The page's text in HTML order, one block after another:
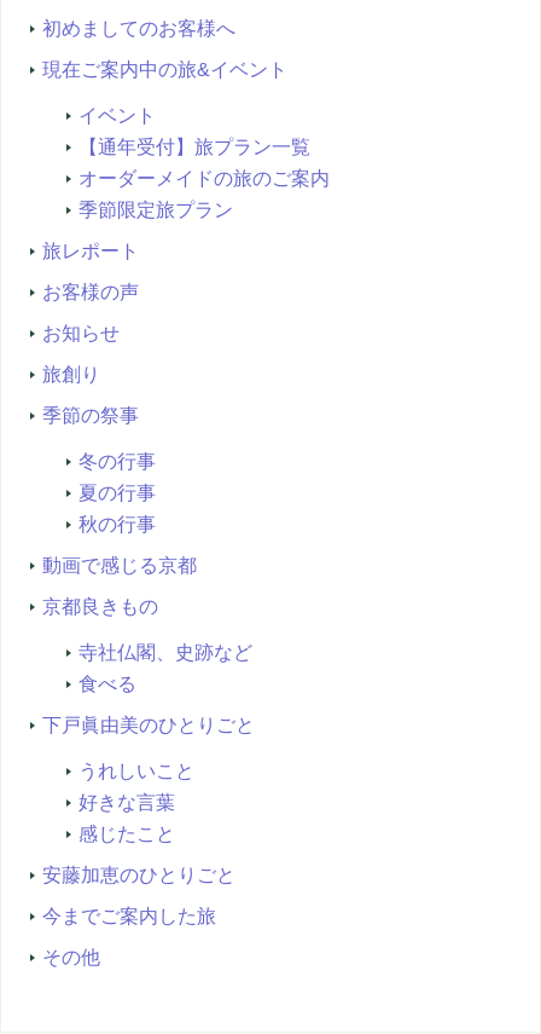
初めましてのお客様へ
現在ご案内中の旅&イベント
イベント
【通年受付】旅プラン一覧
オーダーメイドの旅のご案内
季節限定旅プラン
旅レポート
お客様の声
お知らせ
旅創り
季節の祭事
冬の行事
夏の行事
秋の行事
動画で感じる京都
京都良きもの
寺社仏閣、史跡など
食べる
下戸眞由美のひとりごと
うれしいこと
好きな言葉
感じたこと
安藤加恵のひとりごと
今までご案内した旅
その他